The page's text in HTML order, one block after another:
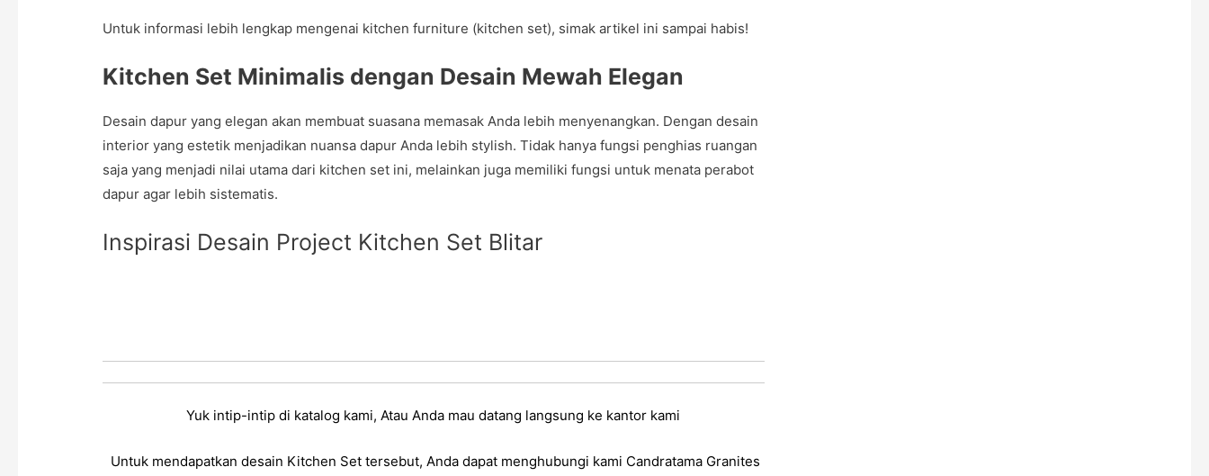
Untuk informasi lebih lengkap mengenai kitchen furniture (kitchen set), simak artikel ini sampai habis!
Kitchen Set Minimalis dengan Desain Mewah Elegan
Desain dapur yang elegan akan membuat suasana memasak Anda lebih menyenangkan. Dengan desain
interior yang estetik menjadikan nuansa dapur Anda lebih stylish. Tidak hanya fungsi penghias ruangan
saja yang menjadi nilai utama dari kitchen set ini, melainkan juga memiliki fungsi untuk menata perabot
dapur agar lebih sistematis.
Inspirasi Desain Project Kitchen Set Blitar
Yuk intip-intip di katalog kami, Atau Anda mau datang langsung ke kantor kami
Untuk mendapatkan desain Kitchen Settersebut, Anda dapat menghubungi kami Candratama Granites